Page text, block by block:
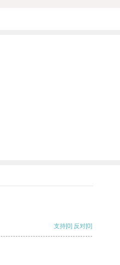
支持[0] 反对[0]